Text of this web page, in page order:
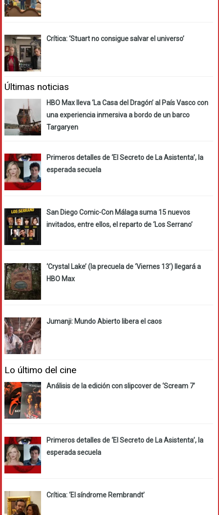
Crítica: ‘Stuart no consigue salvar el universo’
Últimas noticias
HBO Max lleva ‘La Casa del Dragón’ al País Vasco con
una experiencia inmersiva a bordo de un barco
Targaryen
Primeros detalles de ‘El Secreto de La Asistenta’, la
esperada secuela
San Diego Comic-Con Málaga suma 15 nuevos
invitados, entre ellos, el reparto de ‘Los Serrano’
‘Crystal Lake’ (la precuela de ‘Viernes 13’) llegará a
HBO Max
Jumanji: Mundo Abierto libera el caos
Lo último del cine
Análisis de la edición con slipcover de ‘Scream 7’
Primeros detalles de ‘El Secreto de La Asistenta’, la
esperada secuela
Crítica: ‘El síndrome Rembrandt’